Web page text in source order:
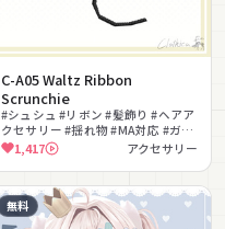
C-A05 Waltz Ribbon
Scrunchie
#シュシュ #リボン #髪飾り #ヘアア
クセサリー #揺れ物 #MA対応 #ガー
リー #上品 #無料
1,417 アクセサリー
無料